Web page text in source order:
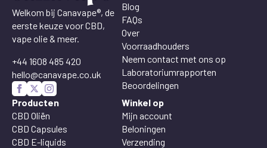
Welkom bij Canavape®, de
eerste keuze voor CBD,
vape olie & meer.
+44 1608 485 420
hello@canavape.co.uk
Blog
FAQs
Over
Voorraadhouders
Neem contact met ons op
Laboratoriumrapporten
Beoordelingen
Producten
CBD Oliën
CBD Capsules
CBD E-liquids
Winkel op
Mijn account
Beloningen
Verzending